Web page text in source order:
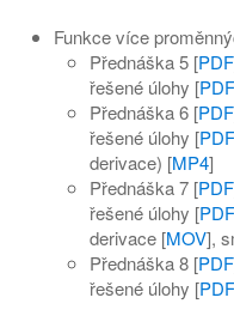
Funkce více
Přednáška 5 [PDF
řešené úlohy [PDF
Přednáška 6 [PDF
řešené úlohy [PDF
derivace) [MP4]
Přednáška 7 [PDF
řešené úlohy [PDF
derivace [MOV],
Přednáška 8 [PDF
řešené úlohy [PDF